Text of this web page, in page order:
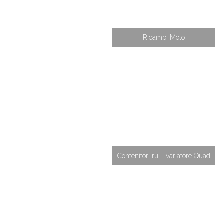
Ricambi Moto
Contenitori rulli variatore Quad